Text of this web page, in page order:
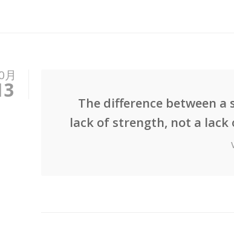
月
The difference between a
lack of strength, not a